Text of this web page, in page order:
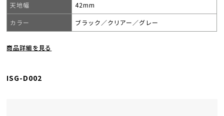
天地幅 42mm
カラー ブラック／クリアー／グレー
商品詳細を見る
ISG-D002